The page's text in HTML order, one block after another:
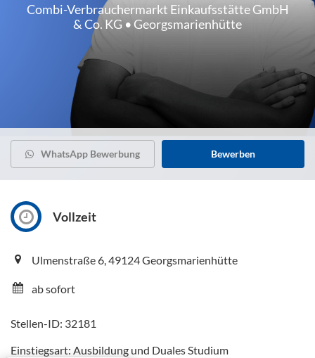
Combi-Verbrauchermarkt Einkaufsstätte GmbH
& Co. KG • Georgsmarienhütte
WhatsApp Bewerbung Bewerben
Vollzeit
Ulmenstraße 6, 49124 Georgsmarienhütte
ab sofort
Stellen-ID: 32181
Einstiegsart: Ausbildung und Duales Studium